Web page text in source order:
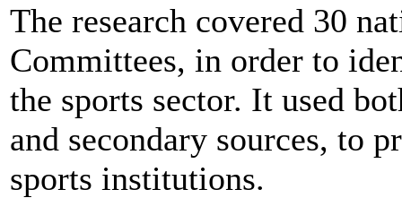
The research covered 30
Committees, in order to
the sports sector. It used
and secondary sources, to
sports institutions.